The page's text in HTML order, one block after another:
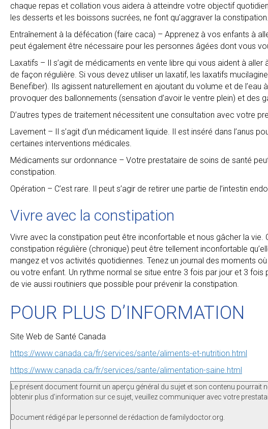
chaque repas et collation vous aidera à atteindre votre objectif
les desserts et les boissons sucrées, ne font qu’aggraver la constipation.
Entraînement à la défécation (faire caca) – Apprenez à vos enfants à
peut également être nécessaire pour les personnes âgées dont vous
Laxatifs – Il s’agit de médicaments en vente libre qui vous aident à
de façon régulière. Si vous devez utiliser un laxatif, les laxatifs
Benefiber). Ils agissent naturellement en ajoutant du volume et de
provoquer des ballonnements (sensation d’avoir le ventre plein) et des
D’autres types de traitement nécessitent une consultation avec votre
Lavement – Il s’agit d’un médicament liquide. Il est inséré dans l’anus
certaines interventions médicales.
Médicaments sur ordonnance – Votre prestataire de soins de santé
constipation.
Opération – C’est rare. Il peut s’agir de retirer une partie de l’intestin
Vivre avec la constipation
Vivre avec la constipation peut être inconfortable et nous gâcher la vie.
constipation régulière (chronique) peut être tellement inconfortable
mangez et vos activités quotidiennes. Tenez un journal des moments
ou votre enfant. Un rythme normal se situe entre 3 fois par jour et 3
de vie aussi routiniers que possible pour prévenir la constipation.
POUR PLUS D’INFORMATION
Site Web de Santé Canada
https://www.canada.ca/fr/services/sante/aliments-et-nutrition.html
https://www.canada.ca/fr/services/sante/alimentation-saine.html
Le présent document fournit un aperçu général du sujet et son contenu
obtenir plus d’information sur ce sujet, veuillez communiquer avec votre
Document rédigé par le personnel de rédaction de familydoctor.org.